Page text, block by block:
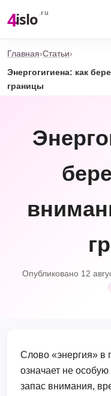
4islo .ru
Главная›Статьи›
Энергогигиена: как
границы
Опубликовано 12
Слово «энергия» в
означает не
запас внимания,